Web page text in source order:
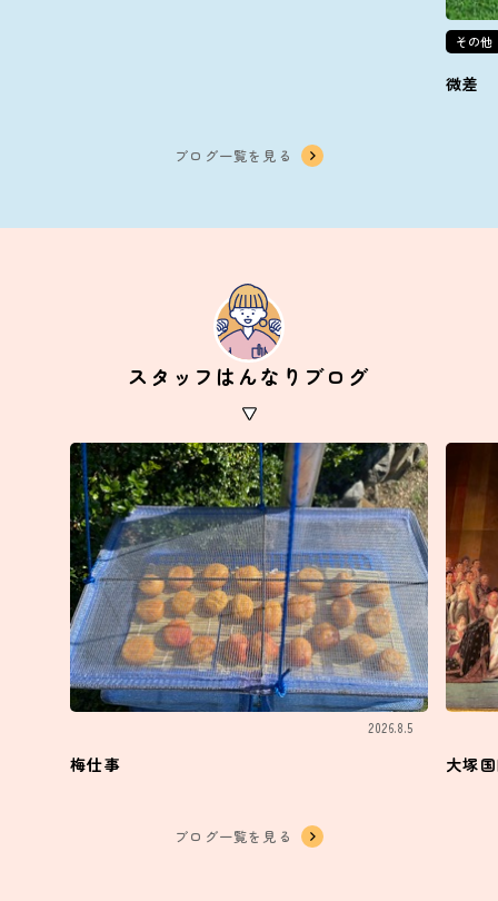
その他
微差
ブログ一覧を見る
スタッフはんなりブログ
2026.8.5
梅仕事 大塚
ブログ一覧を見る